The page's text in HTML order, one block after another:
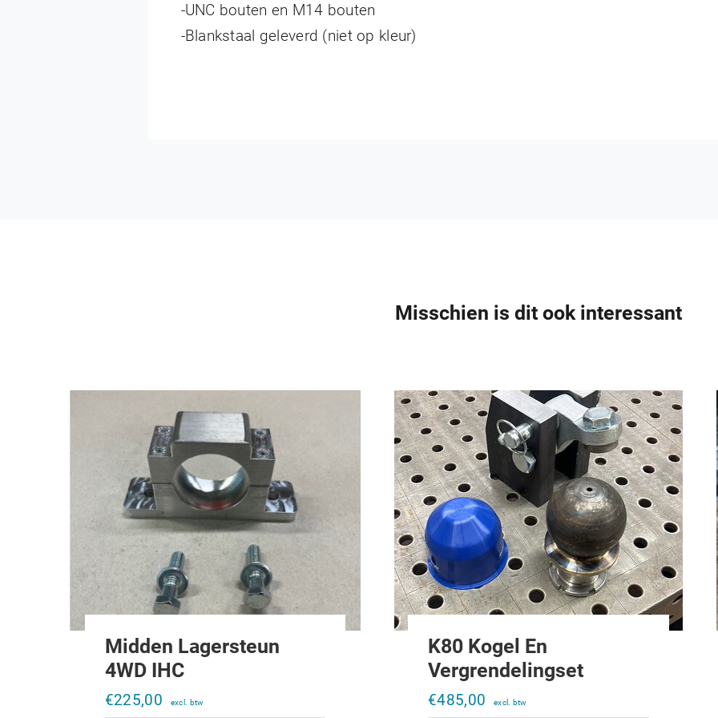
-UNC bouten en M14 bouten
-Blankstaal geleverd (niet op kleur)
Misschien is dit ook interessant
Midden Lagersteun
4WD IHC
€225,00
K80 Kogel En
Vergrendelingset
€485,00